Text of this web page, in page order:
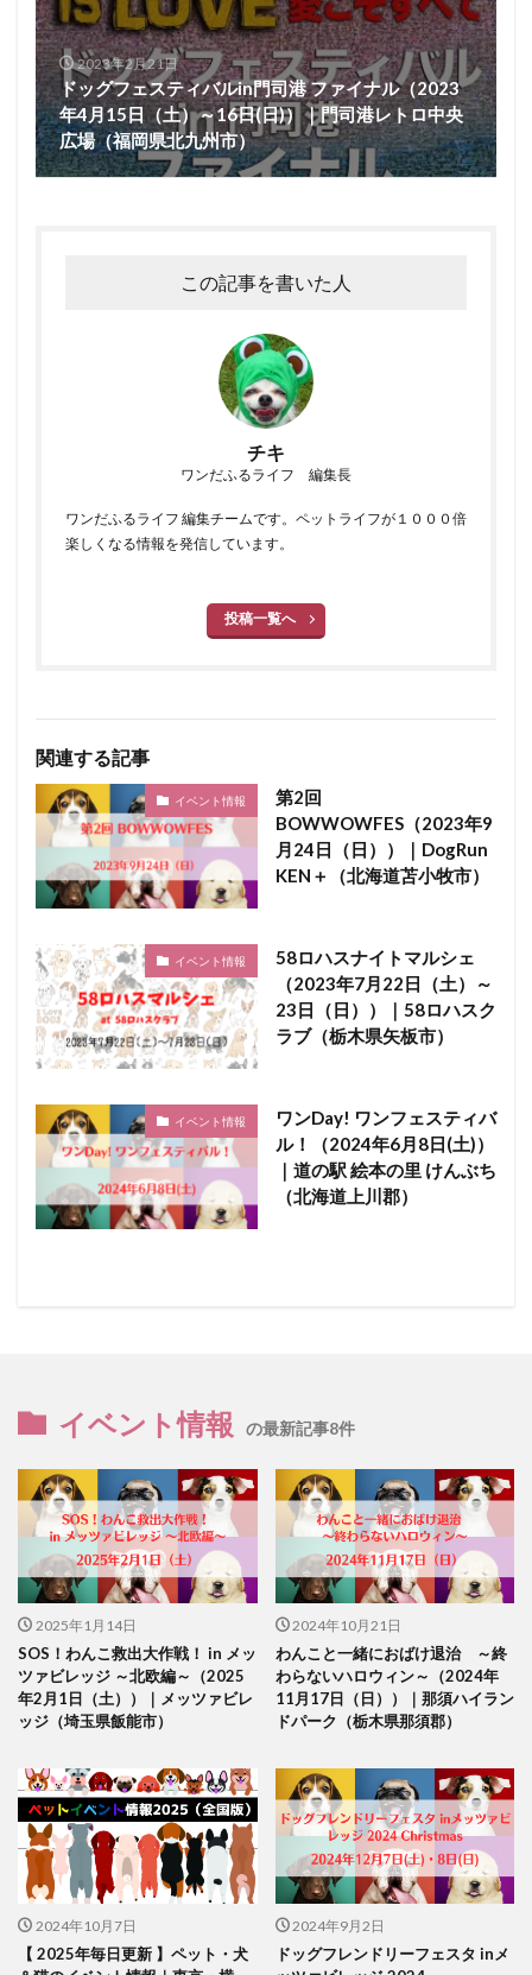
2023年2月21日
ドッグフェスティバルin門司港 ファイナル（2023
年4月15日（土）～16日(日)）｜門司港レトロ中央
広場（福岡県北九州市）
この記事を書いた人
チキ
ワンだふるライフ 編集長
ワンだふるライフ 編集チームです。ペットライフが１０００倍
楽しくなる情報を発信しています。
投稿一覧へ
関連する記事
イベント情報
第2回
BOWWOWFES（2023年9
月24日（日））｜DogRun
KEN＋（北海道苫小牧市）
イベント情報
58ロハスナイトマルシェ
（2023年7月22日（土）～
23日（日））｜58ロハスク
ラブ（栃木県矢板市）
イベント情報
ワンDay! ワンフェスティバ
ル！（2024年6月8日(土)）
｜道の駅 絵本の里 けんぶち
（北海道上川郡）
イベント情報 の最新記事8件
2025年1月14日
SOS！わんこ救出大作戦！ in メッ
ツァビレッジ ～北欧編～（2025
年2月1日（土））｜メッツァビレ
ッジ（埼玉県飯能市）
2024年10月21日
わんこと一緒におばけ退治 ～終
わらないハロウィン～（2024年
11月17日（日））｜那須ハイラン
ドパーク（栃木県那須郡）
2024年10月7日
【 2025年毎日更新 】ペット・犬
2024年9月2日
ドッグフレンドリーフェスタ inメ